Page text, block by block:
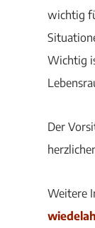
wichtig
Wichtig
Der
Weitere